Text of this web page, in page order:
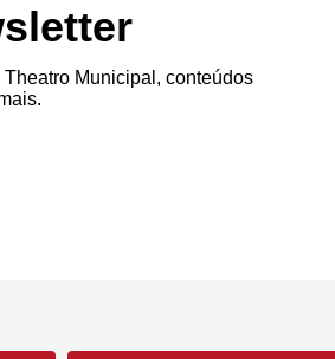
Municipal, conteúdos